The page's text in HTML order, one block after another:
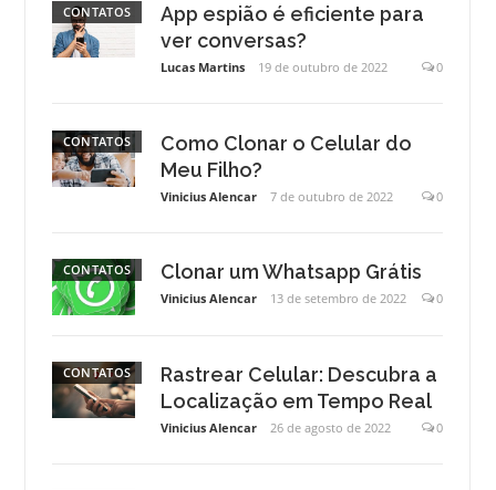
CONTATOS
App espião é eficiente para
ver conversas?
Lucas Martins 19 de outubro de 2022 0
CONTATOS
Como Clonar o Celular do
Meu Filho?
Vinicius Alencar 7 de outubro de 2022 0
CONTATOS Clonar um Whatsapp Grátis
Vinicius Alencar 13 de setembro de 2022 0
CONTATOS
Rastrear Celular: Descubra a
Localização em Tempo Real
Vinicius Alencar 26 de agosto de 2022 0